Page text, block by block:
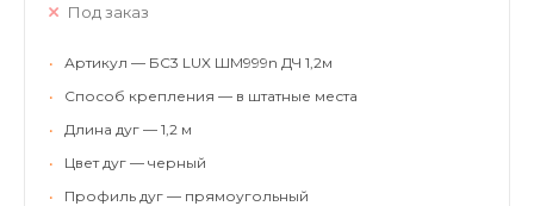
Под заказ
•
Артикул — БС3 LUX ШМ999n ДЧ 1,2м
•
Способ крепления — в штатные места
•
Длина дуг — 1,2 м
•
Цвет дуг — черный
•
Профиль дуг — прямоугольный